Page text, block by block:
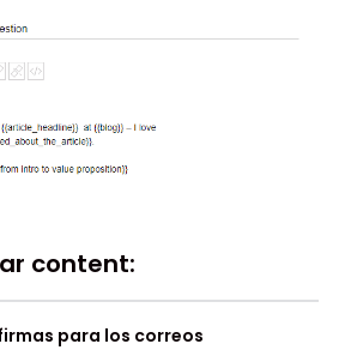
content:
para los correos